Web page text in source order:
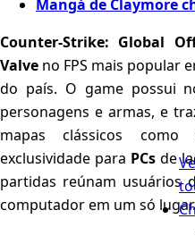
Mangá de Claymore
Counter-Strike: Global
Valve no FPS mais popular
do país. O game possui
personagens e armas, e
mapas clássicos
exclusividade para PCs de
partidas reúnam usuários
computador em um só lugar.